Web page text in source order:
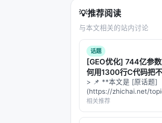
与本 Awesome List
该条目适合归入本
相关条目交叉引用
Neural headline
Beyond Relevant
Cite Before You
An interpretable
💡推荐阅读
与本文相关的站内讨论
话题
[GEO优化] 744亿参
何用1300行C代码把
> 📌 **本文是 [原话题]
(https://zhichai.net/
本**——标题改为问题驱
FAQ，便于 AI 引擎引
析「…
相关推荐